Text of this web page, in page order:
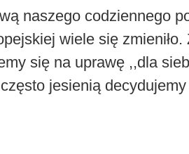
naszego codziennego
wiele się
się na uprawę ,,dla
jesienią